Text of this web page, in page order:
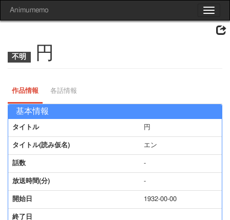
Toggle
Animumemo
円
作品情報 各話情報
基本情報
タイトル 円
タイトル(読み仮名) エン
話数 -
放送時間(分) -
開始日 1932-00-00
終了日